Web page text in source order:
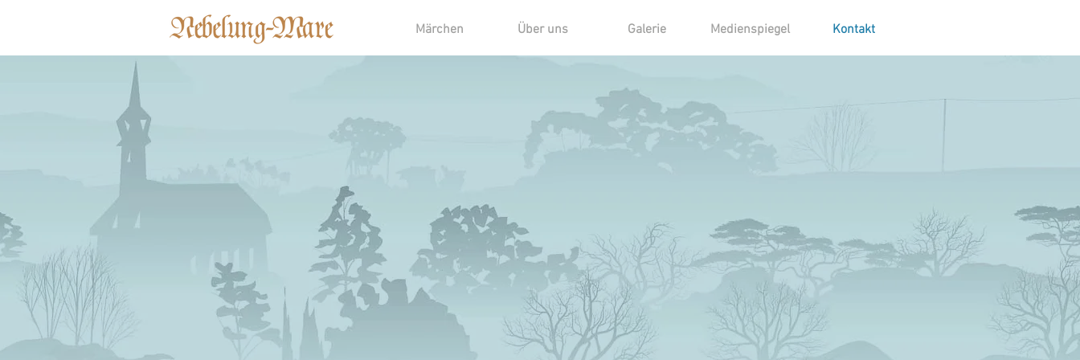
Märchen Über uns Galerie Medienspiegel Kontakt